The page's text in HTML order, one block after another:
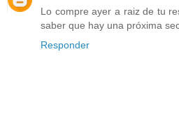
Lo compre ayer a raiz de tu
saber que hay una próxima
Responder